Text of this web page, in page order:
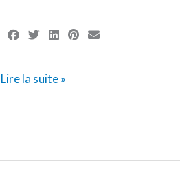
Lire la suite »